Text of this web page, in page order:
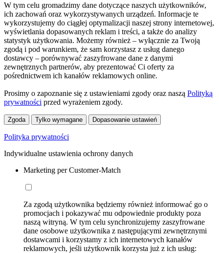
W tym celu gromadzimy dane dotyczące naszych użytkowników,
ich zachowań oraz wykorzystywanych urządzeń. Informacje te
wykorzystujemy do ciągłej optymalizacji naszej strony internetowej,
wyświetlania dopasowanych reklam i treści, a także do analizy
statystyk użytkowania. Możemy również – wyłącznie za Twoją
zgodą i pod warunkiem, że sam korzystasz z usług danego
dostawcy – porównywać zaszyfrowane dane z danymi
zewnętrznych partnerów, aby prezentować Ci oferty za
pośrednictwem ich kanałów reklamowych online.
Prosimy o zapoznanie się z ustawieniami zgody oraz naszą Polityką
prywatności przed wyrażeniem zgody.
Zgoda Tylko wymagane Dopasowanie ustawień
Polityka prywatności
Indywidualne ustawienia ochrony danych
Marketing per Customer-Match
Za zgodą użytkownika będziemy również informować go o
promocjach i pokazywać mu odpowiednie produkty poza
naszą witryną. W tym celu synchronizujemy zaszyfrowane
dane osobowe użytkownika z następującymi zewnętrznymi
dostawcami i korzystamy z ich internetowych kanałów
reklamowych, jeśli użytkownik korzysta już z ich usług: